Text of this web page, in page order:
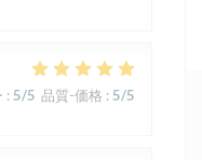
: 5/5 品質-価格 : 5/5